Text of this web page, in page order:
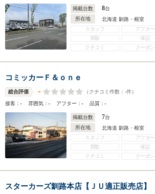
掲載台数 8台
所在地
北海道 釧路・根室
スタッフ
アフター
買取
保証
クチコミ
クーポン
コミッカーＦ＆ｏｎｅ
総合評価 - （クチコミ件数： -件）
接客：- 雰囲気：- アフター：- 品質：-
掲載台数 7台
所在地
北海道 釧路・根室
スタッフ
アフター
買取
保証
クチコミ
クーポン
スターカーズ釧路本店【ＪＵ適正販売店】